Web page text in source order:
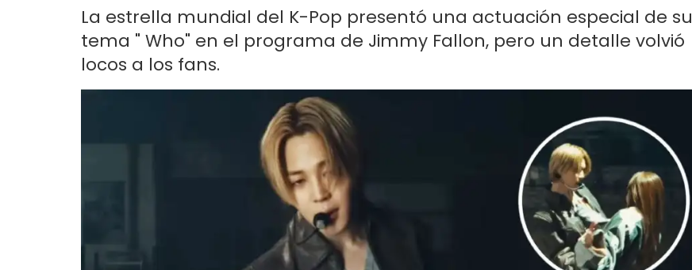
La estrella mundial del K-Pop presentó una actuación especial de su
tema " Who" en el programa de Jimmy Fallon, pero un detalle volvió
locos a los fans.